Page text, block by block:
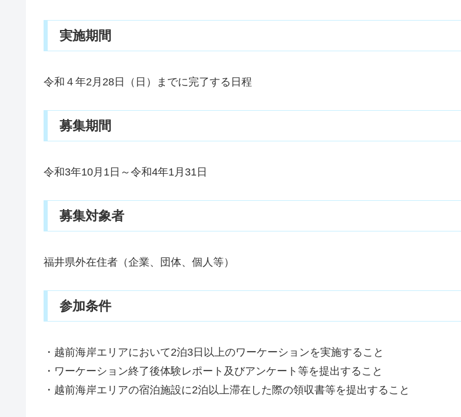
実施期間
令和４年2月28日（日）までに完了する日程
募集期間
令和3年10月1日～令和4年1月31日
募集対象者
福井県外在住者（企業、団体、個人等）
参加条件
・越前海岸エリアにおいて2泊3日以上のワーケーションを実施すること
・ワーケーション終了後体験レポート及びアンケート等を提出すること
・越前海岸エリアの宿泊施設に2泊以上滞在した際の領収書等を提出すること